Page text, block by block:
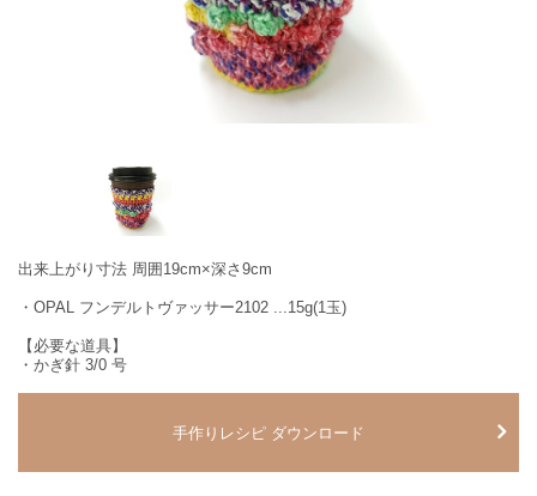
出来上がり寸法 周囲19cm×深さ9cm
・OPAL フンデルトヴァッサー2102 ...15g(1玉)
【必要な道具】
・かぎ針 3/0 号
手作りレシピ ダウンロード